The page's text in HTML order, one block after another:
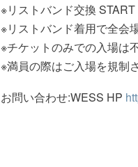
※リストバンド交換
※リストバンド着用で全会
※チケットのみでの入場は不
※満員の際はご入場を規制
お問い合わせ:WESS HP